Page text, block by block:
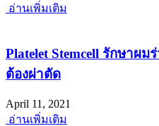
อ่านเพิ่มเติม
Platelet Stemcell รักษาผ
ต้องผ่าตัด
April 11, 2021
อ่านเพิ่มเติม